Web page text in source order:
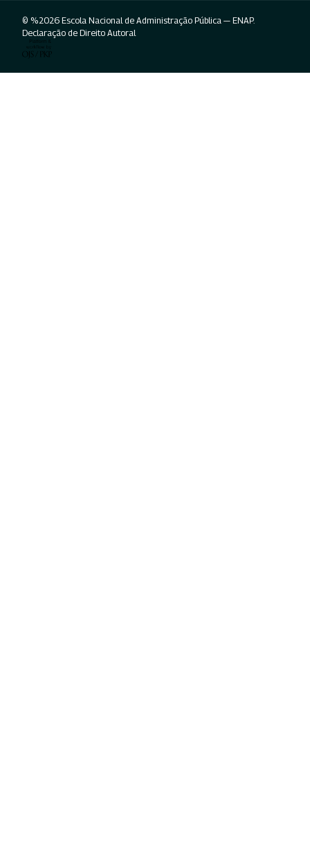
© %2026 Escola Nacional de Administração Pública — ENAP.
Declaração de Direito Autoral